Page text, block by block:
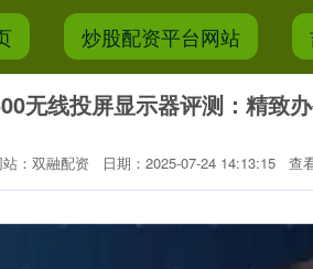
炒股配资平台网站
无线投屏显示器评测：精致
站：双融配资 日期：2025-07-24 14:13:15 查